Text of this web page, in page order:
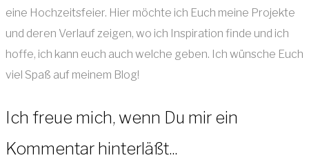
eine Hochzeitsfeier. Hier möchte ich Euch meine Projekte
und deren Verlauf zeigen, wo ich Inspiration finde und ich
hoffe, ich kann euch auch welche geben. Ich wünsche Euch
viel Spaß auf meinem Blog!
Ich freue mich, wenn Du mir ein
Kommentar hinterläßt...